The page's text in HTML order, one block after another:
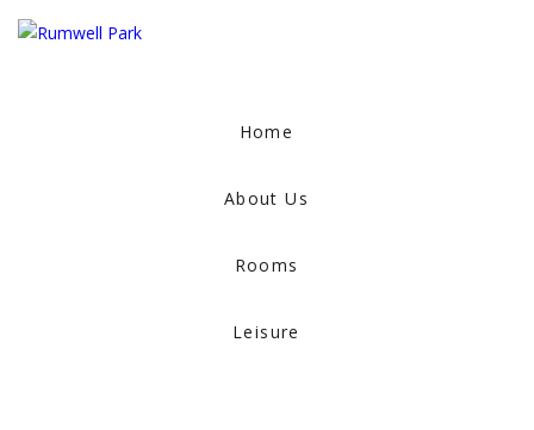
Home
About Us
Rooms
Leisure